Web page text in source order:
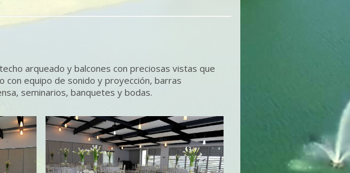
arqueado y balcones con preciosas vistas que
con equipo de sonido y proyección, barras
seminarios, banquetes y bodas.